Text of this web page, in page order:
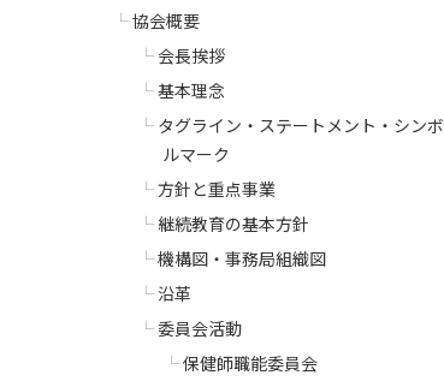
協会概要
会長挨拶
基本理念
タグライン・ステートメント・シンボ
ルマーク
方針と重点事業
継続教育の基本方針
機構図・事務局組織図
沿革
委員会活動
保健師職能委員会